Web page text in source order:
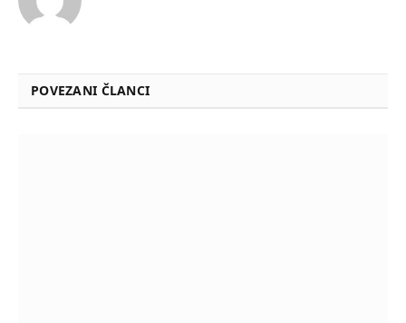
POVEZANI ČLANCI